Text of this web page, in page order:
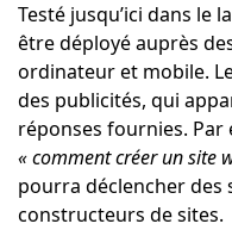
Testé jusqu’ici dans le
être déployé auprès
ordinateur et mobile.
des publicités, qui
réponses fournies.
« comment créer un site
pourra déclencher des
constructeurs de sites.